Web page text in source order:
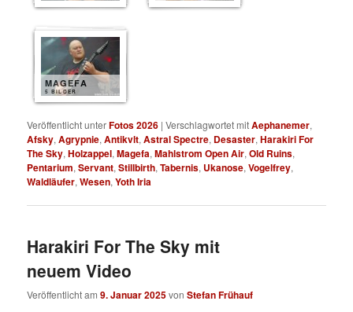
MAGEFA
5 BILDER
Veröffentlicht unterFotos 2026 |Verschlagwortet mitAephanemer,
Afsky,Agrypnie,Antikvlt,Astral Spectre, Desaster,Harakiri For
The Sky,Holzappel,Magefa,Mahlstrom Open Air,Old Ruins,
Pentarium,Servant,Stillbirth,Tabernis, Ukanose,Vogelfrey,
Waldläufer,Wesen,Yoth Iria
Harakiri For The Sky mit
neuem Video
Veröffentlicht am9. Januar 2025vonStefan Frühauf